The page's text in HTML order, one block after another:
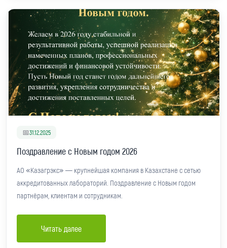
📅31.12.2025
Поздравление с Новым годом 2026
АО «Казагрэкс» — крупнейшая компания в Казахстане с сетью
аккредитованных лабораторий. Поздравление с Новым годом
партнёрам, клиентам и сотрудникам.
Читать далее